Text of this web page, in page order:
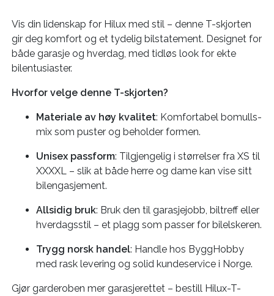
Vis din lidenskap for Hilux med stil – denne T-skjorten
gir deg komfort og et tydelig bilstatement. Designet for
både garasje og hverdag, med tidløs look for ekte
bilentusiaster.
Hvorfor velge denne T-skjorten?
Materiale av høy kvalitet: Komfortabel bomulls­
mix som puster og beholder formen.
Unisex passform: Tilgjengelig i størrelser fra XS til
XXXXL – slik at både herre og dame kan vise sitt
bilengasjement.
Allsidig bruk: Bruk den til garasje­jobb, biltreff eller
hverdags­stil – et plagg som passer for bilelskeren.
Trygg norsk handel: Handle hos ByggHobby
med rask levering og solid kundeservice i Norge.
Gjør garderoben mer garasjerettet – bestill Hilux-T-